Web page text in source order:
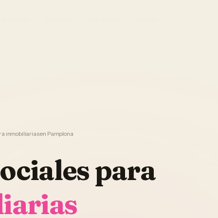
inmobiliarias en Pamplona
para